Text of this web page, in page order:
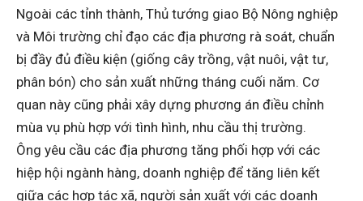
Ngoài các tỉnh thành, Thủ tướng giao Bộ Nông nghiệp
và Môi trường chỉ đạo các địa phương rà soát, chuẩn
bị đầy đủ điều kiện (giống cây trồng, vật nuôi, vật tư,
phân bón) cho sản xuất những tháng cuối năm. Cơ
quan này cũng phải xây dựng phương án điều chỉnh
mùa vụ phù hợp với tình hình, nhu cầu thị trường.
Ông yêu cầu các địa phương tăng phối hợp với các
hiệp hội ngành hàng, doanh nghiệp để tăng liên kết
giữa các hợp tác xã, người sản xuất với các doanh